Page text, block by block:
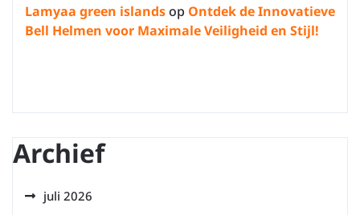
Lamyaa green islandsop Ontdek de Innovatieve
Bell Helmen voor Maximale Veiligheid en Stijl!
Archief
juli 2026